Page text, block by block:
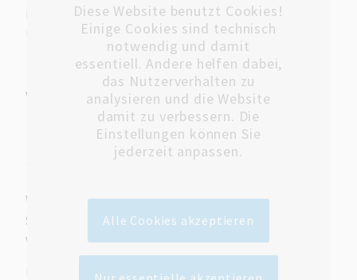
https://ec.europa.eu/consumers/odr .
Unsere E-Mail-Adresse finden Sie oben im Impressum.
Verbraucher­streit­
beilegung/Universal­
schlichtungs­stelle
Wir sind nicht bereit oder verpflichtet, an
Streitbeilegungsverfahren vor einer
Verbraucherschlichtungsstelle teilzunehmen.
www.csb-doebeln.de
Diese Website benutzt Cookies!
Einige Cookies sind technisch
notwendig und damit
essentiell. Andere helfen dabei,
das Nutzerverhalten zu
analysieren und die Website
damit zu verbessern. Die
Einstellungen können Sie
jederzeit anpassen.
Alle Cookies akzeptieren